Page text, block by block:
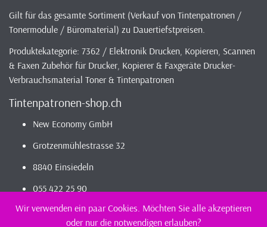
Gilt für das gesamte Sortiment (Verkauf von Tintenpatronen /
Tonermodule / Büromaterial) zu Dauertiefstpreisen.
Produktekategorie: 7362 / Elektronik Drucken, Kopieren, Scannen
& Faxen Zubehör für Drucker, Kopierer & Faxgeräte Drucker-
Verbrauchsmaterial Toner & Tintenpatronen
Tintenpatronen-shop.ch
New Economy GmbH
Grotzenmühlestrasse 32
8840 Einsiedeln
055 422 25 90
Wir verwenden ein paar Cookies. Möchten Sie alle akzeptieren
oder nur die notwendigen erlauben?